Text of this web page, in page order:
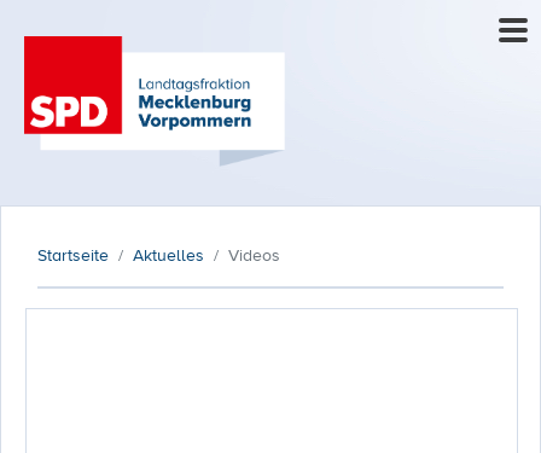
Startseite Aktuelles Videos